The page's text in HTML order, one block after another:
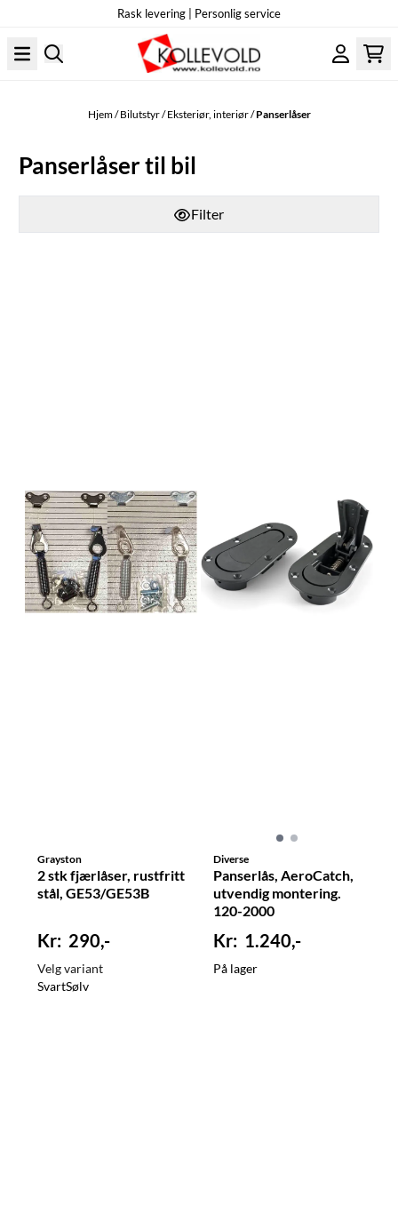
Rask levering | Personlig service
Hjem/Bilutstyr/Eksteriør, interiør/Panserlåser
Panserlåser til bil
Filter
Grayston
2 stk fjærlåser, rustfritt
stål, GE53/GE53B
290,-
Velg variant
SvartSølv
Diverse
Panserlås, AeroCatch,
utvendig montering.
120-2000
1.240,-
På lager